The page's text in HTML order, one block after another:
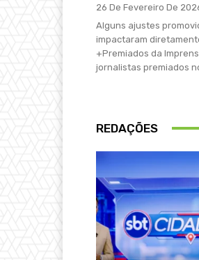
26 De Fevereiro De
Alguns ajustes
impactaram
+Premiados da
jornalistas premiados
REDAÇÕES